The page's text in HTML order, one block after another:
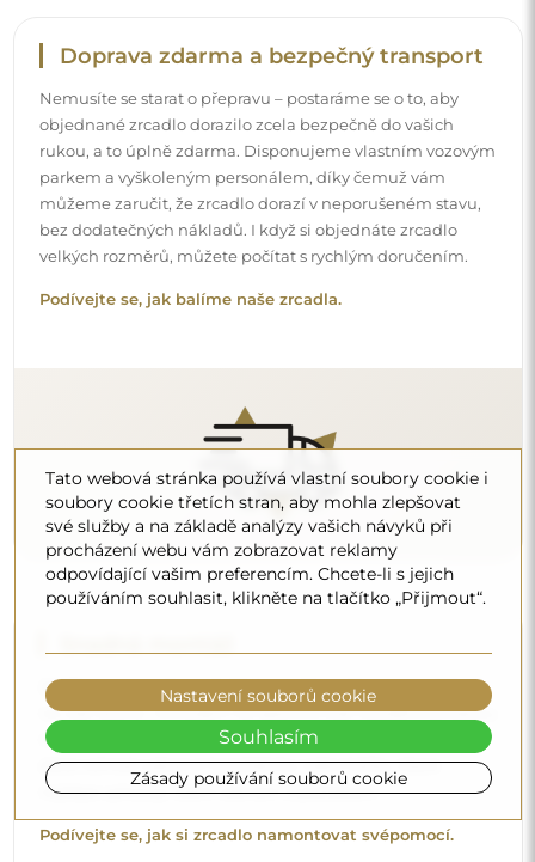
Snadná montáž
Zajišťujeme výrobu a dodání zrcadel, zatímco montáž je
na vaší straně. Vzhledem ke specifičnosti každého prostoru
nenabízíme standardní montážní příslušenství. To vám
nejlépe vyhovují vašim stěnám a potřebám.
Čištění a péče
pH (kolem 7). Vyhněte se silným čisticím prostředkům
obsahujícím ocet, čpavek nebo silné kyseliny – díky tomu
si zrcadlo zachová krásný odraz po mnoho let.
Chcete se dozvědět více?
Objevte více tipů na našem blogu.
Tato webová stránka používá vlastní soubory cookie i
soubory cookie třetích stran, aby mohla zlepšovat
své služby a na základě analýzy vašich návyků při
procházení webu vám zobrazovat reklamy
odpovídající vašim preferencím. Chcete-li s jejich
používáním souhlasit, klikněte na tlačítko „Přijmout“.
Zásady používání souborů cookie
Nastavení souborů cookie
Souhlasím